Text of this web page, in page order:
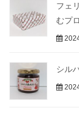
フェ
むプ
シル